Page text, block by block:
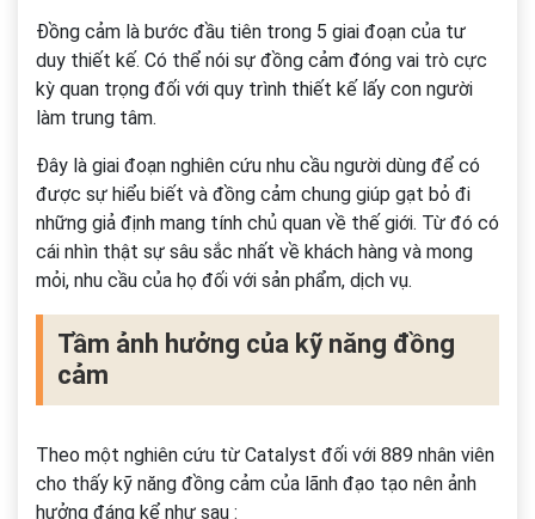
Đồng cảm là bước đầu tiên trong 5 giai đoạn của tư
duy thiết kế. Có thể nói sự đồng cảm đóng vai trò cực
kỳ quan trọng đối với quy trình thiết kế lấy con người
làm trung tâm.
Đây là giai đoạn nghiên cứu nhu cầu người dùng để có
được sự hiểu biết và đồng cảm chung giúp gạt bỏ đi
những giả định mang tính chủ quan về thế giới. Từ đó có
cái nhìn thật sự sâu sắc nhất về khách hàng và mong
mỏi, nhu cầu của họ đối với sản phẩm, dịch vụ.
Tầm ảnh hưởng của kỹ năng đồng
cảm
Theo một nghiên cứu từ Catalyst đối với 889 nhân viên
cho thấy kỹ năng đồng cảm của lãnh đạo tạo nên ảnh
hưởng đáng kể như sau :